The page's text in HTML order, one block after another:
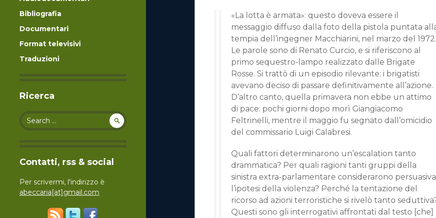
Bibliografia
Documentari
Format televisivi
Traduzioni
Ricerca
Search for:
Contatti, rss & social
Per scrivermi, l'indirizzo è
abeccaria[at]gmail.com
«La lotta è armata»: questo doveva essere il
messaggio diffuso dalla foto della pistola puntata
tempia dell’ingegner Macchiarini, nel marzo del 1972.
Le parole sono di Renato Curcio, e si riferiscono al
primo sequestro-lampo realizzato dalle Brigate
Rosse. Si trattò di un episodio rilevante: i brigatisti
avevano deciso di passare definitivamente all’azione.
D’altro canto, quella primavera non ebbe un attimo
di pace: pochi giorni dopo morì Giangiacomo
Feltrinelli, mentre il maggio fu segnato dall’omicidio
del commissario Luigi Calabresi.
Quali fattori determinarono un’escalation tanto
drammatica? Per quali ragioni tanti gruppi della
sinistra extra-parlamentare considerarono persuasiva
l’ipotesi della violenza? Perché la tentazione del
ricorso ad azioni terroristiche si rivelò tanto
Questi sono gli interrogativi affrontati dal testo [che]